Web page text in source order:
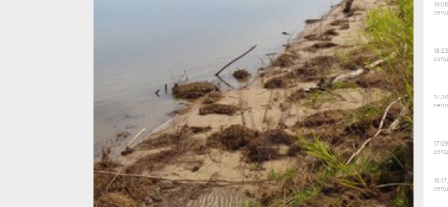
В Городе юности пожарные потушили
тлеющий утеплитель на крыше торгового
павильона в микрорайоне Силинский.
Площадь возгорания составила 1,5
квадратных метра. В краевом центре
пожарные ликвидировали горение
телевизионного кабеля в квартире
на улице Аксёнова. В обоих случаях
пострадавших нет, причины возгораний
устанавливаются.
Трагический случай произошёл в селе
Сикачи-Алян Хабаровского района. При
купании в реке Амур утонул 60-летний
мужчина. Тело обнаружили местные
жители. Обстоятельства происшествия
16:17,